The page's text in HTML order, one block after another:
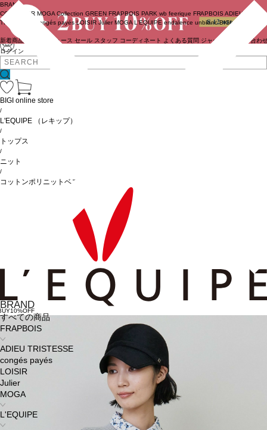
ログイン
BRAND
COUTURIER MOGA Collection GREEN FRAPBOIS PARK wb feerique FRAPBOIS ADIEU
TRISTESSE
congés payés LOISIR Julier MOGA L'EQUIPE endalence unbilanc BIGI online store
新着商品 ニュース セール スタッフ コーディネート よくある質問 ジャーナル お問い合わ
BRAND
すべての商品
FRAPBOIS
ADIEU TRISTESSE
congés payés
LOISIR
Julier
MOGA
L'EQUIPE
BIGI online store
/
L'EQUIPE （レキップ）
/
トップス
/
ニット
/
コットンポリニットベスト